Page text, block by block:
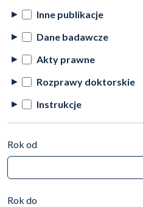
Inne publikacje
Dane badawcze
Akty prawne
Rozprawy doktorskie
Instrukcje
Rok od
Rok do